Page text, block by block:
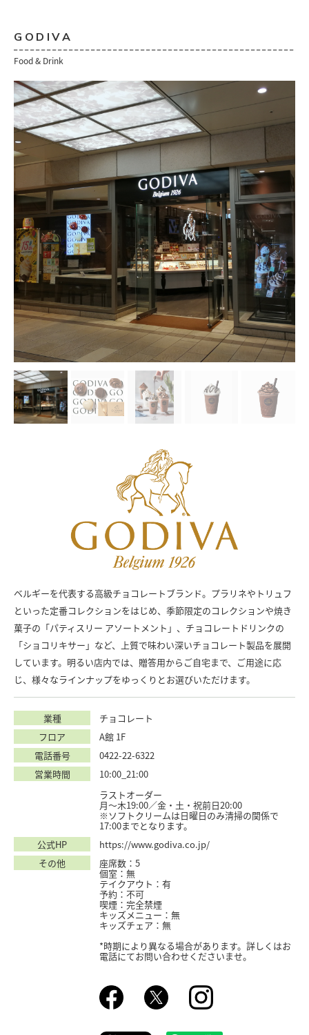
GODIVA
Food & Drink
ベルギーを代表する高級チョコレートブランド。プラリネやトリュフ
といった定番コレクションをはじめ、季節限定のコレクションや焼き
菓子の「パティスリー アソートメント」、チョコレートドリンクの
「ショコリキサー」など、上質で味わい深いチョコレート製品を展開
しています。明るい店内では、贈答用からご自宅まで、ご用途に応
じ、様々なラインナップをゆっくりとお選びいただけます。
業種
チョコレート
フロア
A館 1F
電話番号
0422-22-6322
営業時間
10:00_21:00
ラストオーダー
月〜木19:00／金・土・祝前日20:00
※ソフトクリームは日曜日のみ清掃の関係で
17:00までとなります。
公式HP
https://www.godiva.co.jp/
その他
座席数：5
個室：無
テイクアウト：有
予約：不可
喫煙：完全禁煙
キッズメニュー：無
キッズチェア：無
*時期により異なる場合があります。詳しくはお
電話にてお問い合わせくださいませ。